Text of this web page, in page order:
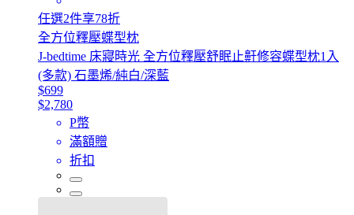
任選2件享78折
全方位釋壓蝶型枕
J-bedtime 床寢時光 全方位釋壓舒眠止鼾修容蝶型枕1入
(多款) 石墨烯/純白/深藍
$699
$2,780
P幣
滿額贈
折扣